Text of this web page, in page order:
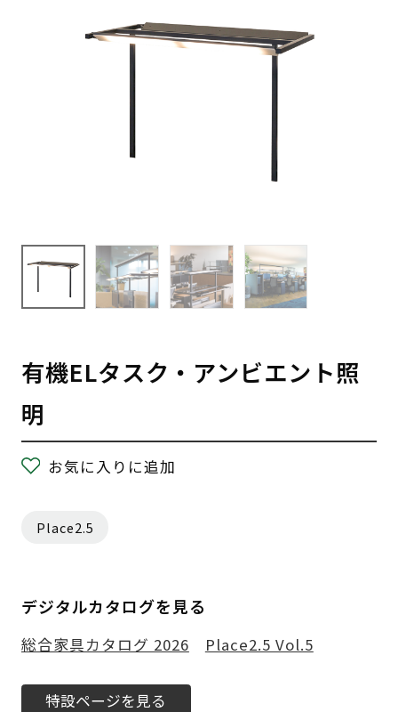
有機ELタスク・アンビエント照
明
お気に入りに追加
Place2.5
デジタルカタログを見る
総合家具カタログ 2026 Place2.5 Vol.5
特設ページを見る